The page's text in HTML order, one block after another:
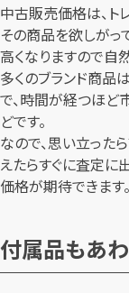
中古販売価格は、ト
その商品を欲しが
高くなりますので自
多くのブランド商品
で、時間が経つほど
どです。
なので、思い立った
えたらすぐに査定に
価格が期待できます。
付属品もあ